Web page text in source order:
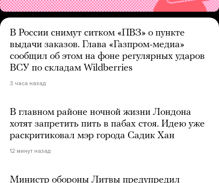
В России снимут ситком «ПВЗ» о пункте
выдачи заказов. Глава «Газпром-медиа»
сообщил об этом на фоне регулярных ударов
ВСУ по складам Wildberries
3 часа назад
В главном районе ночной жизни Лондона
хотят запретить пить в пабах стоя. Идею уже
раскритиковал мэр города Садик Хан
12 минут назад
Министр обороны Литвы предупредил